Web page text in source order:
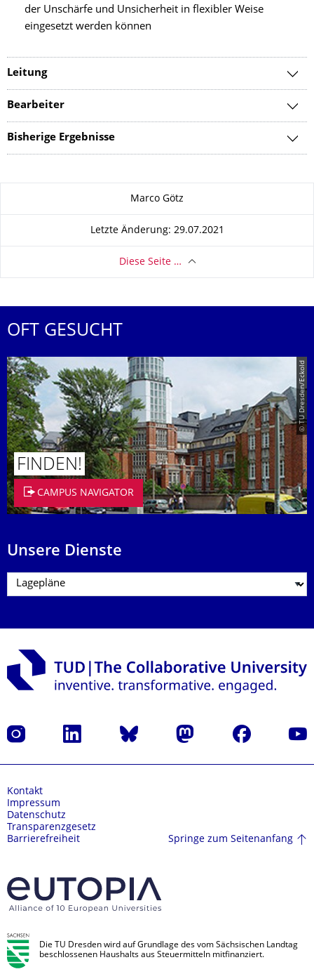
der Unschärfe und Unsicherheit in flexibler Weise
eingesetzt werden können
Leitung
Bearbeiter
Bisherige Ergebnisse
Marco Götz
Letzte Änderung: 29.07.2021
Diese Seite …
OFT GESUCHT
© TU Dresden/Eckold
FINDEN!
CAMPUS NAVIGATOR
Unsere Dienste
Instagram LinkedIn Bluesky Mastodon Facebook
Kontakt
Impressum
Datenschutz
Transparenzgesetz
Barrierefreiheit
Springe zum Seitenanfang
Die TU Dresden wird auf Grundlage des vom Sächsischen Landtag
beschlossenen Haushalts aus Steuermitteln mitfinanziert.